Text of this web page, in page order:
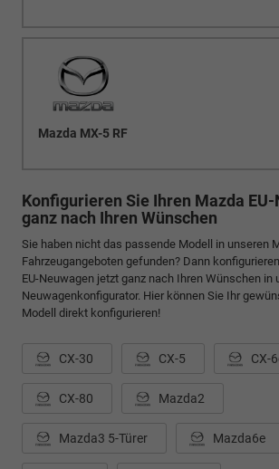
Mazda MX-5 RF
Konfigurieren Sie Ihren Mazda EU-
ganz nach Ihren Wünschen
Sie haben nicht das passende Modell in unseren
Fahrzeugangeboten gefunden? Dann
EU-Neuwagen jetzt ganz nach Ihren Wünschen in
Neuwagenkonfigurator. Hier können Sie Ihr
Modell direkt konfigurieren!
CX-30 CX-5 CX-
CX-80 Mazda2
Mazda3 5-Türer Mazda6e